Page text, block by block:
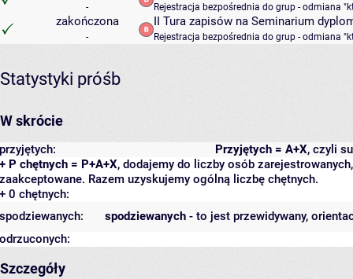
- Rejestracja bezpośrednia do grup - odmiana
zakończona
-
II Tura zapisów na Seminarium
Rejestracja bezpośrednia do grup - odmiana
Statystyki próśb
W skrócie
Przyjętych = A+X, czyli
przyjętych:
+ P chętnych = P+A+X, dodajemy do liczby osób
zaakceptowane. Razem uzyskujemy ogólną liczbę chętnych.
+ 0 chętnych:
spodziewanych - to jest przewidywany,
spodziewanych:
odrzuconych:
Szczegóły